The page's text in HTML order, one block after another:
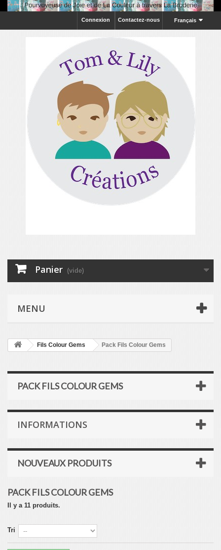
Français
Contactez-nous
Connexion
Panier (vide)
MENU
Fils Colour Gems Pack Fils Colour Gems
PACK FILS COLOUR GEMS
INFORMATIONS
NOUVEAUX PRODUITS
PACK FILS COLOUR GEMS
Il y a 11 produits.
Tri